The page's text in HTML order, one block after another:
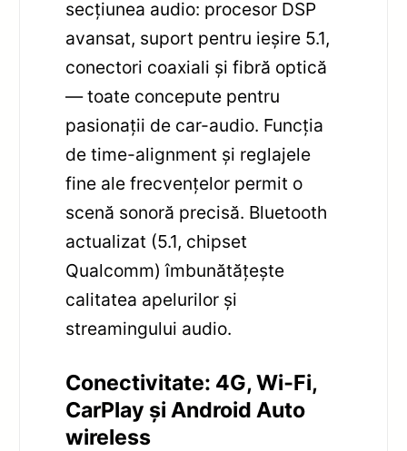
secțiunea audio: procesor DSP
avansat, suport pentru ieșire 5.1,
conectori coaxiali și fibră optică
— toate concepute pentru
pasionații de car-audio. Funcția
de time-alignment și reglajele
fine ale frecvențelor permit o
scenă sonoră precisă. Bluetooth
actualizat (5.1, chipset
Qualcomm) îmbunătățește
calitatea apelurilor și
streamingului audio.
Conectivitate: 4G, Wi‑Fi,
CarPlay și Android Auto
wireless